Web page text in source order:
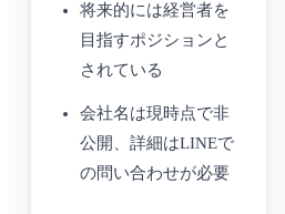
将来的には経営者を
目指すポジションと
されている
会社名は現時点で非
公開、詳細はLINEで
の問い合わせが必要